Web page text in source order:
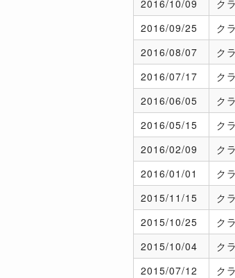
2016/10/09 ク
2016/09/25 ク
2016/08/07 ク
2016/07/17 ク
2016/06/05 ク
2016/05/15 ク
2016/02/09 ク
2016/01/01 ク
2015/11/15 ク
2015/10/25 ク
2015/10/04 ク
2015/07/12 ク